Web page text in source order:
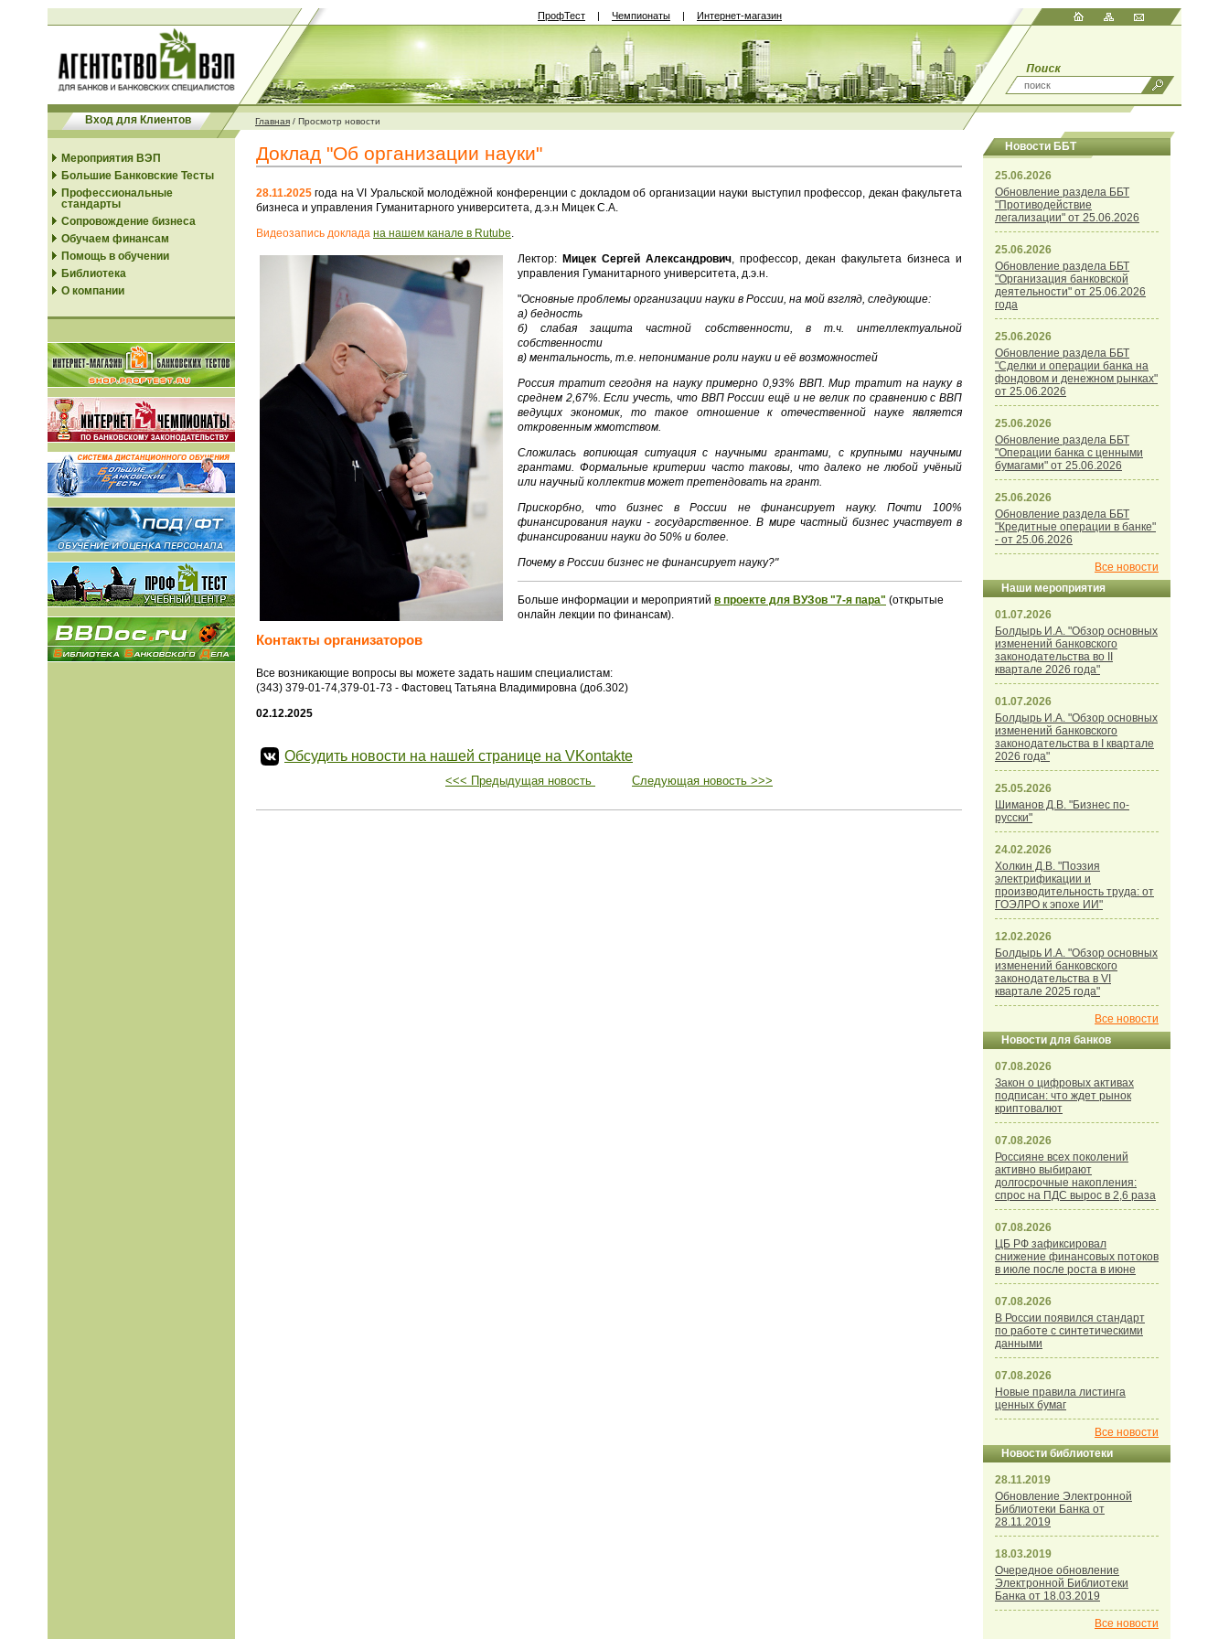
ПрофТест | Чемпионаты | Интернет-магазин
Вход для Клиентов Главная / Просмотр новости
Мероприятия ВЭП
Большие Банковские Тесты
Профессиональные
стандарты
Сопровождение бизнеса
Обучаем финансам
Помощь в обучении
Библиотека
О компании
Доклад "Об организации науки"
28.11.2025 года на VI Уральской молодёжной конференции c докладом об организации науки выступил профессор, декан факультета
бизнеса и управления Гуманитарного университета, д.э.н Мицек С.А.
Видеозапись доклада на нашем канале в Rutube.
Лектор: Мицек Сергей Александрович, профессор, декан факультета бизнеса и
управления Гуманитарного университета, д.э.н.
"Основные проблемы организации науки в России, на мой взгляд, следующие:
а) бедность
б) слабая защита частной собственности, в т.ч. интеллектуальной
собственности
в) ментальность, т.е. непонимание роли науки и её возможностей
Россия тратит сегодня на науку примерно 0,93% ВВП. Мир тратит на науку в
среднем 2,67%. Если учесть, что ВВП России ещё и не велик по сравнению с ВВП
ведущих экономик, то такое отношение к отечественной науке является
откровенным жмотством.
Сложилась вопиющая ситуация с научными грантами, с крупными научными
грантами. Формальные критерии часто таковы, что далеко не любой учёный
или научный коллектив может претендовать на грант.
Прискорбно, что бизнес в России не финансирует науку. Почти 100%
финансирования науки - государственное. В мире частный бизнес участвует в
финансировании науки до 50% и более.
Почему в России бизнес не финансирует науку?"
Больше информации и мероприятий в проекте для ВУЗов "7-я пара" (открытые
онлайн лекции по финансам).
Контакты организаторов
Все возникающие вопросы вы можете задать нашим специалистам:
(343) 379-01-74,379-01-73 - Фастовец Татьяна Владимировна (доб.302)
02.12.2025
Обсудить новости на нашей странице на VKontakte
<<< Предыдущая новость Следующая новость >>>
Новости ББТ
25.06.2026
Обновление раздела ББТ
"Противодействие
легализации" от 25.06.2026
25.06.2026
Обновление раздела ББТ
"Организация банковской
деятельности" от 25.06.2026
года
25.06.2026
Обновление раздела ББТ
"Сделки и операции банка на
фондовом и денежном рынках"
от 25.06.2026
25.06.2026
Обновление раздела ББТ
"Операции банка с ценными
бумагами" от 25.06.2026
25.06.2026
Обновление раздела ББТ
"Кредитные операции в банке"
- от 25.06.2026
Все новости
Наши мероприятия
01.07.2026
Болдырь И.А. "Обзор основных
изменений банковского
законодательства во II
квартале 2026 года"
01.07.2026
Болдырь И.А. "Обзор основных
изменений банковского
законодательства в I квартале
2026 года"
25.05.2026
Шиманов Д.В. "Бизнес по-
русски"
24.02.2026
Холкин Д.В. "Поэзия
электрификации и
производительность труда: от
ГОЭЛРО к эпохе ИИ"
12.02.2026
Болдырь И.А. "Обзор основных
изменений банковского
законодательства в VI
квартале 2025 года"
Все новости
Новости для банков
07.08.2026
Закон о цифровых активах
подписан: что ждет рынок
криптовалют
07.08.2026
Россияне всех поколений
активно выбирают
долгосрочные накопления:
спрос на ПДС вырос в 2,6 раза
07.08.2026
ЦБ РФ зафиксировал
снижение финансовых потоков
в июле после роста в июне
07.08.2026
В России появился стандарт
по работе с синтетическими
данными
07.08.2026
Новые правила листинга
ценных бумаг
Все новости
Новости библиотеки
28.11.2019
Обновление Электронной
Библиотеки Банка от
28.11.2019
18.03.2019
Очередное обновление
Электронной Библиотеки
Банка от 18.03.2019
Все новости